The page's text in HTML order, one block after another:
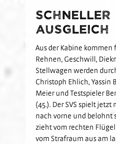
Schneller
Ausgleich
Aus der Kabine
Rehnen, Geschwill,
Stellwagen werden
Christoph Ehlich, Yassin
Meier und Testspieler
(45.). Der SVS spielt
nach vorne und belohnt
zieht vom rechten
vom Strafraum aus am